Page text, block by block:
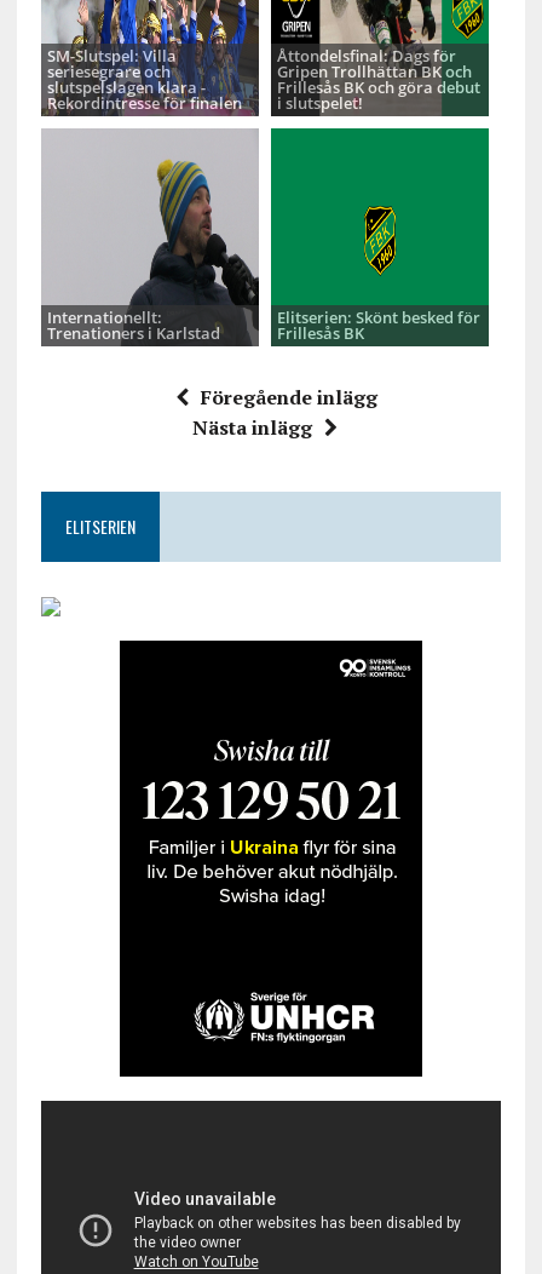
SM-Slutspel: Villa
seriesegrare och
slutspelslagen klara -
Rekordintresse för finalen
Åttondelsfinal: Dags för
Gripen Trollhättan BK och
Frillesås BK och göra debut
i slutspelet!
Internationellt:
Trenationers i Karlstad
Elitserien: Skönt besked för
Frillesås BK
Föregående inlägg
Nästa inlägg
ELITSERIEN